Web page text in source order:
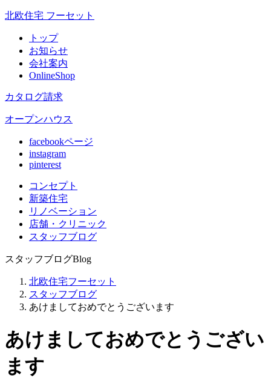
北欧住宅 フーセット
トップ
お知らせ
会社案内
OnlineShop
カタログ請求
オープンハウス
facebookページ
instagram
pinterest
コンセプト
新築住宅
リノベーション
店舗 ・クリニック
スタッフブログ
スタッフブログBlog
北欧住宅フーセット
スタッフブログ
あけましておめでとうございます
あけましておめでとうござい
ます